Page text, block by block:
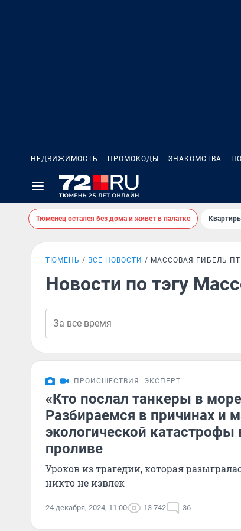
НЕДВИЖИМОСТЬ ПРОМОКОДЫ ЗНАКОМСТВА
Тюменец остался без дома и живет в палатке
ТЮМЕНЬ ВСЕ НОВОСТИ МАССОВАЯ ГИБЕЛЬ
Новости по тэгу
ПРОИСШЕСТВИЯ ЭКСПЕРТ
«Кто послал танкеры в
Разбираемся в причинах и
экологической катастрофы
проливе
Уроков из трагедии, которая
никто не извлек
24 декабря, 2024, 11:00 13 742 36